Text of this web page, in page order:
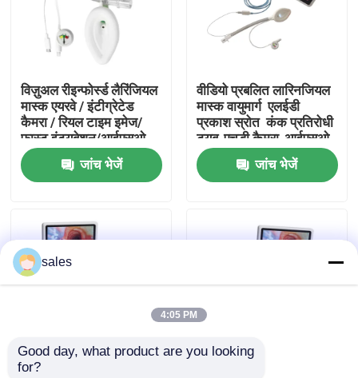
वीआर दिखाएँ
फैक्टरी यात्रा
गुणवत्ता नियंत्रण
हमसे संपर्क करें
एक बोली का अनुरोध
स्वरयंत्र मुखौटा वायुमार्ग
विज़ुअल रीइन्फोर्स्ड लैरिंजियल
मास्क एयरवे / इंटीग्रेटेड
कैमरा / रियल टाइम इमेज/
फास्ट इंट्यूबेशन/आईएसओ
जांच भेजें
वीडियो प्रबलित लारिनजियल
मास्क वायुमार्ग ️ एलईडी
प्रकाश स्रोत ️ कंक प्रतिरोधी
ट्यूब-एचडी कैमरा-आईएसओ
जांच भेजें
विजुअल कंबाइंड एंडोब्रोंकियल
sales
4:05 PM
Good day, what product are you looking
for?